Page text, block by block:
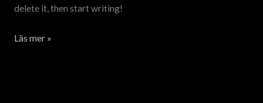
delete it, then start writing!
Läs mer »